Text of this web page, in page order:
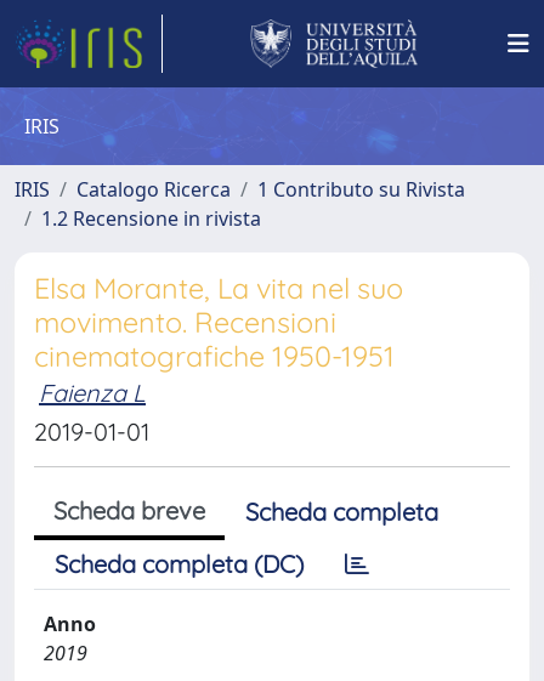
IRIS
IRIS Catalogo Ricerca
1 Contributo su Rivista
1.2 Recensione in rivista
Elsa Morante, La vita nel suo
movimento. Recensioni
cinematografiche 1950-1951
Faienza L
2019-01-01
Scheda breve
Scheda completa
Scheda completa (DC)
Anno
2019